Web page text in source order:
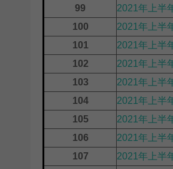
99
2021年上半
100
2021年上半
101
2021年上半
102
2021年上半
103
2021年上半
104
2021年上半
105
2021年上半
106
2021年上半
107
2021年上半